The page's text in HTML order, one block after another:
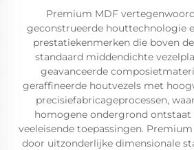
Premium MDF
geconstrueerde houttechnologie
prestatiekenmerken die boven
standaard middendichte
geavanceerde
geraffineerde houtvezels met
precisiefabricageprocessen,
homogene ondergrond ontstaat
veeleisende toepassingen.
door uitzonderlijke dimensionale